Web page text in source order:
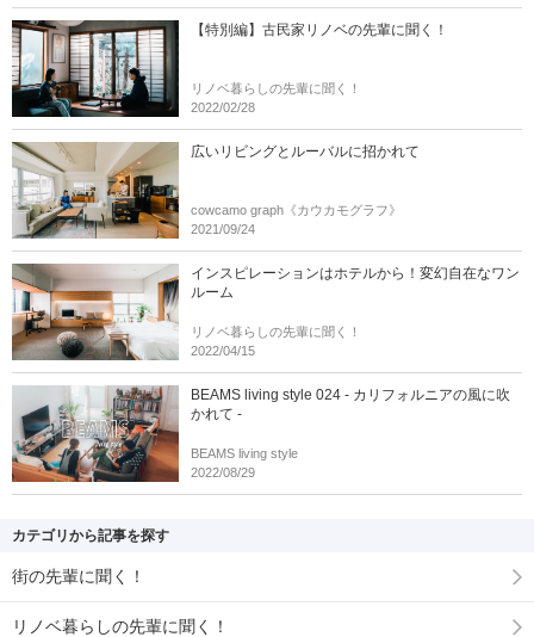
【特別編】古民家リノベの先輩に聞く！
リノベ暮らしの先輩に聞く！
2022/02/28
広いリビングとルーバルに招かれて
cowcamo graph《カウカモグラフ》
2021/09/24
インスピレーションはホテルから！変幻自在なワン
ルーム
リノベ暮らしの先輩に聞く！
2022/04/15
BEAMS living style 024 - カリフォルニアの風に吹
かれて -
BEAMS living style
2022/08/29
カテゴリから記事を探す
街の先輩に聞く！
リノベ暮らしの先輩に聞く！